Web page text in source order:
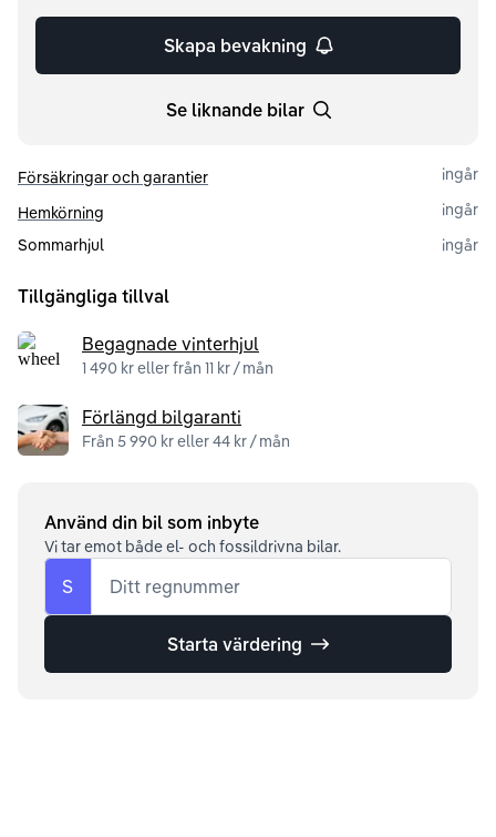
Skapa bevakning
Se liknande bilar
Försäkringar och garantier
ingår
Hemkörning
ingår
Sommarhjul
ingår
Tillgängliga tillval
Begagnade vinterhjul
1 490 kr eller från 11 kr / mån
Förlängd bilgaranti
Från 5 990 kr eller 44 kr / mån
Använd din bil som inbyte
Vi tar emot både el- och fossildrivna bilar.
S Ditt regnummer
Starta värdering